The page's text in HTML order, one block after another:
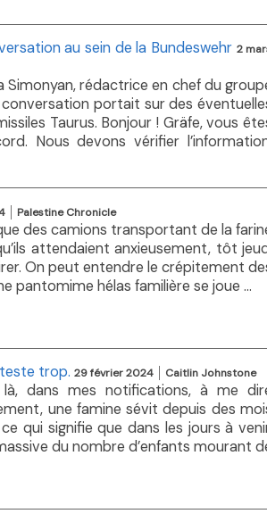
au sein de la Bundeswehr 2
rédactrice en chef du
portait sur des
Taurus. Bonjour ! Gräfe, vous
Nous devons vérifier
Palestine Chronicle
des camions transportant de la
attendaient anxieusement, tôt
On peut entendre le crépitement
pantomime hélas familière se joue ...
trop. 29 février 2024 Caitlin Johnstone
dans mes notifications, à me
une famine sévit depuis des
qui signifie que dans les jours à
du nombre d’enfants mourant